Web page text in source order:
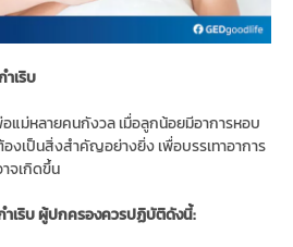
เริบ
อแม่หลายคนกังวล เมื่อลูกน้อยมีอาการหอบ
งเป็นสิ่งสำคัญอย่างยิ่ง เพื่อบรรเทาอาการ
จเกิดขึ้น
เริบ ผู้ปกครองควรปฏิบัติดังนี้: